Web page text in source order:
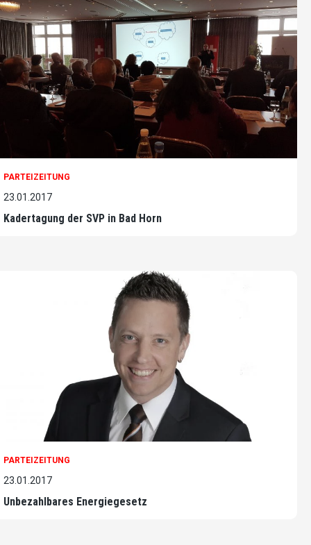
PARTEIZEITUNG
23.01.2017
Kadertagung der SVP in Bad Horn
PARTEIZEITUNG
23.01.2017
Unbezahlbares Energiegesetz